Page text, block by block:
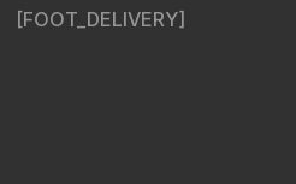
[FOOT_DELIVERY]